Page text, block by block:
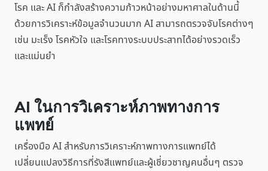
โรค และ AI ก็กำลังสร้างความก้าวหน้าอย่างมหาศาลในด้านนี้
ด้วยการวิเคราะห์ข้อมูลจำนวนมาก AI สามารถตรวจจับโรคต่างๆ
เช่น มะเร็ง โรคหัวใจ และโรคทางระบบประสาทได้อย่างรวดเร็ว
และแม่นยำ
AI ในการวิเคราะห์ภาพทางการ
แพทย์
เครื่องมือ AI สำหรับการวิเคราะห์ภาพทางการแพทย์ได้
เปลี่ยนแปลงวิธีการที่รังสีแพทย์และผู้เชี่ยวชาญคนอื่นๆ ตรวจ